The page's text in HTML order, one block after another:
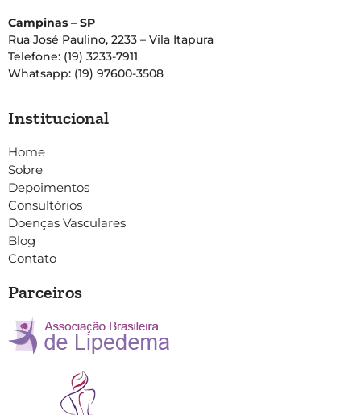
Campinas – SP
Rua José Paulino, 2233 – Vila Itapura
Telefone: (19) 3233-7911
Whatsapp: (19) 97600-3508
Institucional
Home
Sobre
Depoimentos
Consultórios
Doenças Vasculares
Blog
Contato
Parceiros